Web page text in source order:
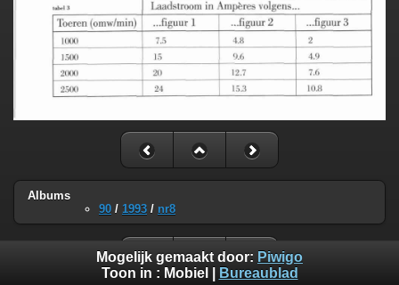
Albums
90 / 1993 / nr8
Mogelijk gemaakt door: Piwigo
Toon in : Mobiel Bureaublad